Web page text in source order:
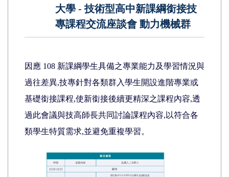
大學 - 技術型高中新課綱銜接技
專課程交流座談會 動力機械群
因應 108 新課綱學生具備之專業能力及學習情況與
過往差異,技專針對各類群入學生開設進階專業或
基礎銜接課程,使新銜接後續更精深之課程內容,透
過此會議與技高師長共同討論課程內容,以符合各
類學生特質需求,並避免重複學習。